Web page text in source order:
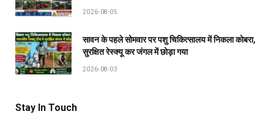
2026-08-05
सावन के पहले सोमवार पर पशु चिकित्सालय में निकला कोबरा,
सुरक्षित रेस्क्यू कर जंगल में छोड़ा गया
2026-08-03
Stay In Touch